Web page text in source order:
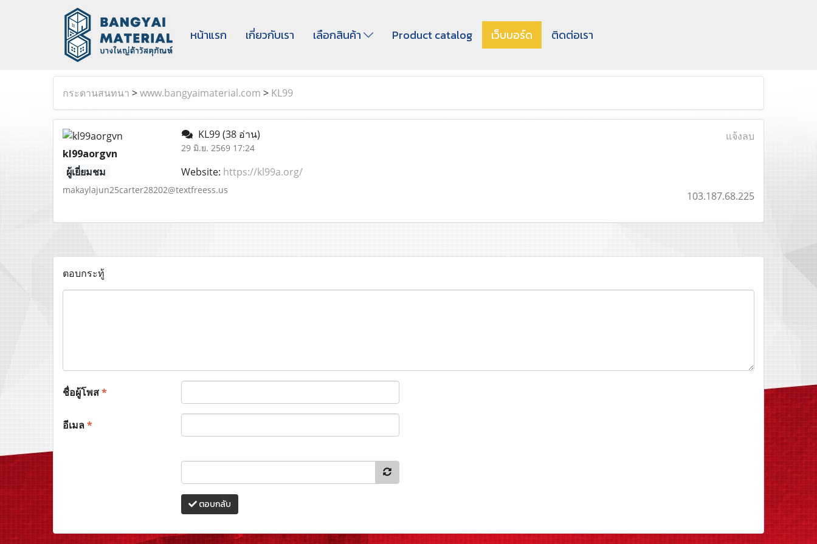
หน้าแรก เกี่ยวกับเรา เลือกสินค้า Product catalog เว็บบอร์ด ติดต่อเรา
กระดานสนทนา >www.bangyaimaterial.com > KL99
kl99aorgvn
ผู้เยี่ยมชม
makaylajun25carter28202@textfreess.us
KL99(38 อ่าน)
29 มิ.ย. 2569 17:24
แจ้งลบ
Website: https://kl99a.org/
103.187.68.225
ตอบกระทู้
ชื่อผู้โพส*
อีเมล*
ตอบกลับ